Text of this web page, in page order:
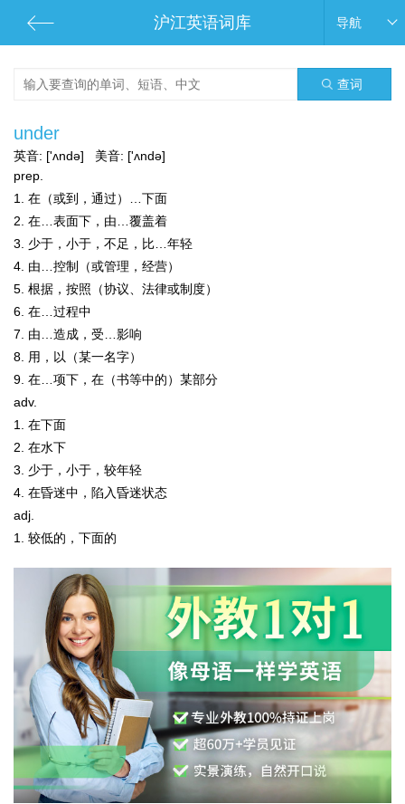
沪江英语词库 导航
查词
under
英音: ['ʌndə] 美音: ['ʌndə]
prep.
1. 在（或到，通过）…下面
2. 在…表面下，由…覆盖着
3. 少于，小于，不足，比…年轻
4. 由…控制（或管理，经营）
5. 根据，按照（协议、法律或制度）
6. 在…过程中
7. 由…造成，受…影响
8. 用，以（某一名字）
9. 在…项下，在（书等中的）某部分
adv.
1. 在下面
2. 在水下
3. 少于，小于，较年轻
4. 在昏迷中，陷入昏迷状态
adj.
1. 较低的，下面的